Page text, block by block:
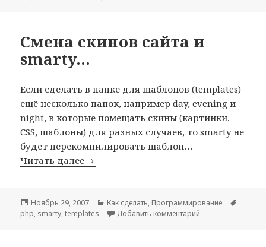
Смена скинов сайта и
smarty…
Если сделать в папке для шаблонов (templates)
ещё несколько папок, например day, evening и
night, в которые помещать скины (картинки,
CSS, шаблоны) для разных случаев, то smarty не
будет перекомпилировать шаблон…
Читать далее Смена скинов сайта и smarty…
Опубликовано
Ноябрь 29, 2007 Рубрики
Как сделать, Программирование
php, smarty,templates Добавить комментарий